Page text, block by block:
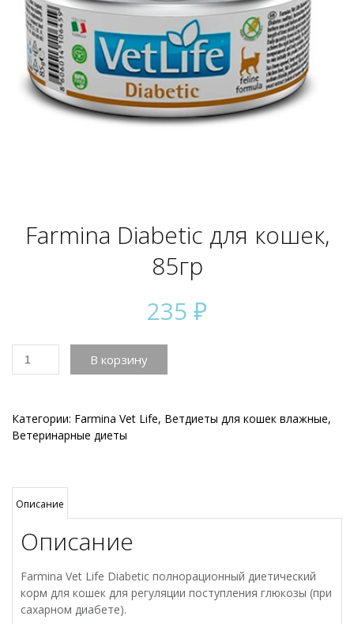
Farmina Diabetic для кошек,
85гр
235 ₽
товара
для
кошек,
В корзину
Категории: Farmina Vet Life, Ветдиеты для кошек влажные,
Ветеринарные диеты
Описание
Описание
Farmina Vet Life Diabetic полнорационный диетический
корм для кошек для регуляции поступления глюкозы (при
сахарном диабете).